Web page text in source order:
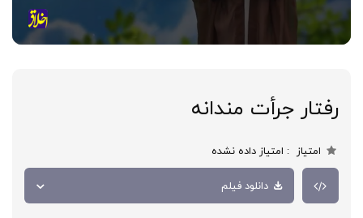
رفتار جرأت مندانه
امتیاز امتیاز داده نشده
دانلود فیلم